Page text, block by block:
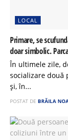
LOCAL
Primare, se
doar simbolic.
În ultimele zile,
socializare două
și, în...
POSTAT DE BRĂILA